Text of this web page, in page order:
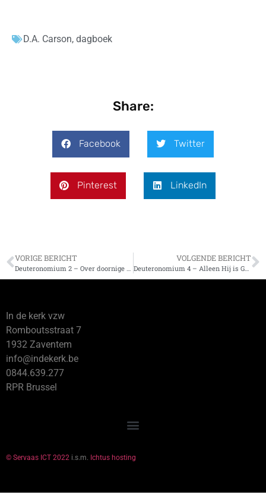
D.A. Carson, dagboek
Share:
Facebook Twitter
Pinterest LinkedIn
VORIGE BERICHT VOLGENDE BERICHT
Deuteronomium 4 – Alleen Hij is God
In de kerk vzw
Romboutsstraat 7
1932 Zaventem
info@indekerk.be
0844.639.277
RPR Brussel
© Servaas ICT 2022 i.s.m. Ichtus hosting